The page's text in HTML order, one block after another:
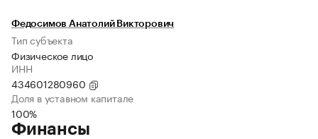
Федосимов Анатолий Викторович
Тип субъекта
Физическое лицо
ИНН
434601280960
Доля в уставном капитале
100%
Финансы